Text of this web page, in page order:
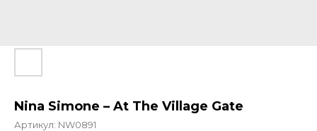
Nina Simone – At The Village Gate
Артикул: NW0891